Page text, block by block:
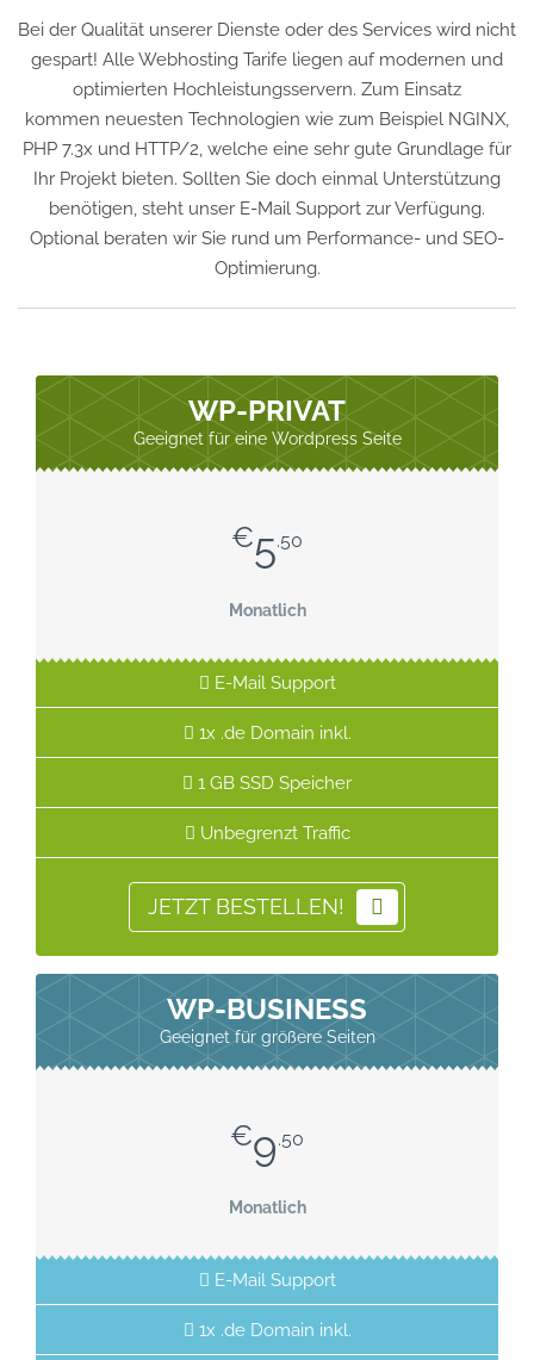
Bei der Qualität unserer Dienste oder des Services wird nicht
gespart! Alle Webhosting Tarife liegen auf modernen und
optimierten Hochleistungsservern. Zum Einsatz
kommen neuesten Technologien wie zum Beispiel NGINX,
PHP 7.3x und HTTP/2, welche eine sehr gute Grundlage für
Ihr Projekt bieten. Sollten Sie doch einmal Unterstützung
benötigen, steht unser E-Mail Support zur Verfügung.
Optional beraten wir Sie rund um Performance- und SEO-
Optimierung.
WP-PRIVAT
Geeignet für eine Wordpress Seite
€5.50
Monatlich
E-Mail Support
1x .de Domain inkl.
1 GB SSD Speicher
Unbegrenzt Traffic
JETZT BESTELLEN!
WP-BUSINESS
Geeignet für größere Seiten
€9.50
Monatlich
E-Mail Support
1x .de Domain inkl.